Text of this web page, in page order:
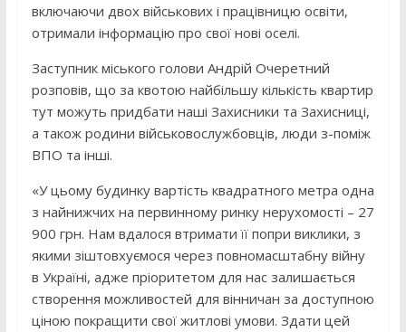
включаючи двох військових і працівницю освіти,
отримали інформацію про свої нові оселі.
Заступник міського голови Андрій Очеретний
розповів, що за квотою найбільшу кількість квартир
тут можуть придбати наші Захисники та Захисниці,
а також родини військовослужбовців, люди з-поміж
ВПО та інші.
«У цьому будинку вартість квадратного метра одна
з найнижчих на первинному ринку нерухомості – 27
900 грн. Нам вдалося втримати її попри виклики, з
якими зіштовхуємося через повномасштабну війну
в Україні, адже пріоритетом для нас залишається
створення можливостей для вінничан за доступною
ціною покращити свої житлові умови. Здати цей